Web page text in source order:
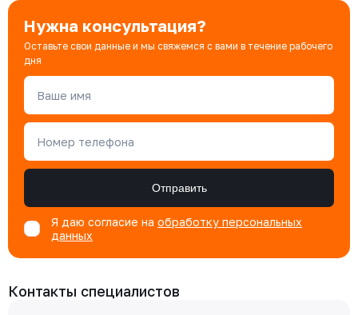
Нужна консультация?
Оставьте свои данные и мы свяжемся с вами в течение рабочего
дня
Ваше имя
Номер телефона
Отправить
Я даю согласие на обработку персональных
данных
Контакты специалистов